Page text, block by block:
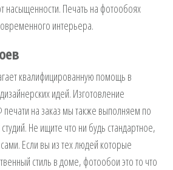
насыщенности. Печать на фотообоях
интерьера.
квалифицированную помощь в
идей. Изготовление
на заказ мы также выполняем по
Не ищите что ни будь стандартное,
Если вы из тех людей которые
стиль в доме, фотообои это то что